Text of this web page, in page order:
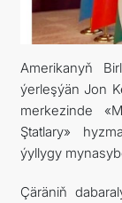
INVEST TO
Amerikanyň
ýerleşýän Jon
merkezinde
Ştatlary»
ýyllygy
Çäräniň